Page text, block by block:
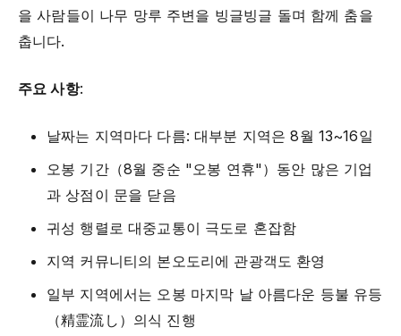
을 사람들이 나무 망루 주변을 빙글빙글 돌며 함께 춤을
춥니다.
주요 사항:
날짜는 지역마다 다름: 대부분 지역은 8월 13~16일
오봉 기간（8월 중순 "오봉 연휴"）동안 많은 기업
과 상점이 문을 닫음
귀성 행렬로 대중교통이 극도로 혼잡함
지역 커뮤니티의 본오도리에 관광객도 환영
일부 지역에서는 오봉 마지막 날 아름다운 등불 유등
（精霊流し）의식 진행